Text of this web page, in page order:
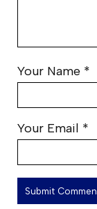
Your Name *
Your Email *